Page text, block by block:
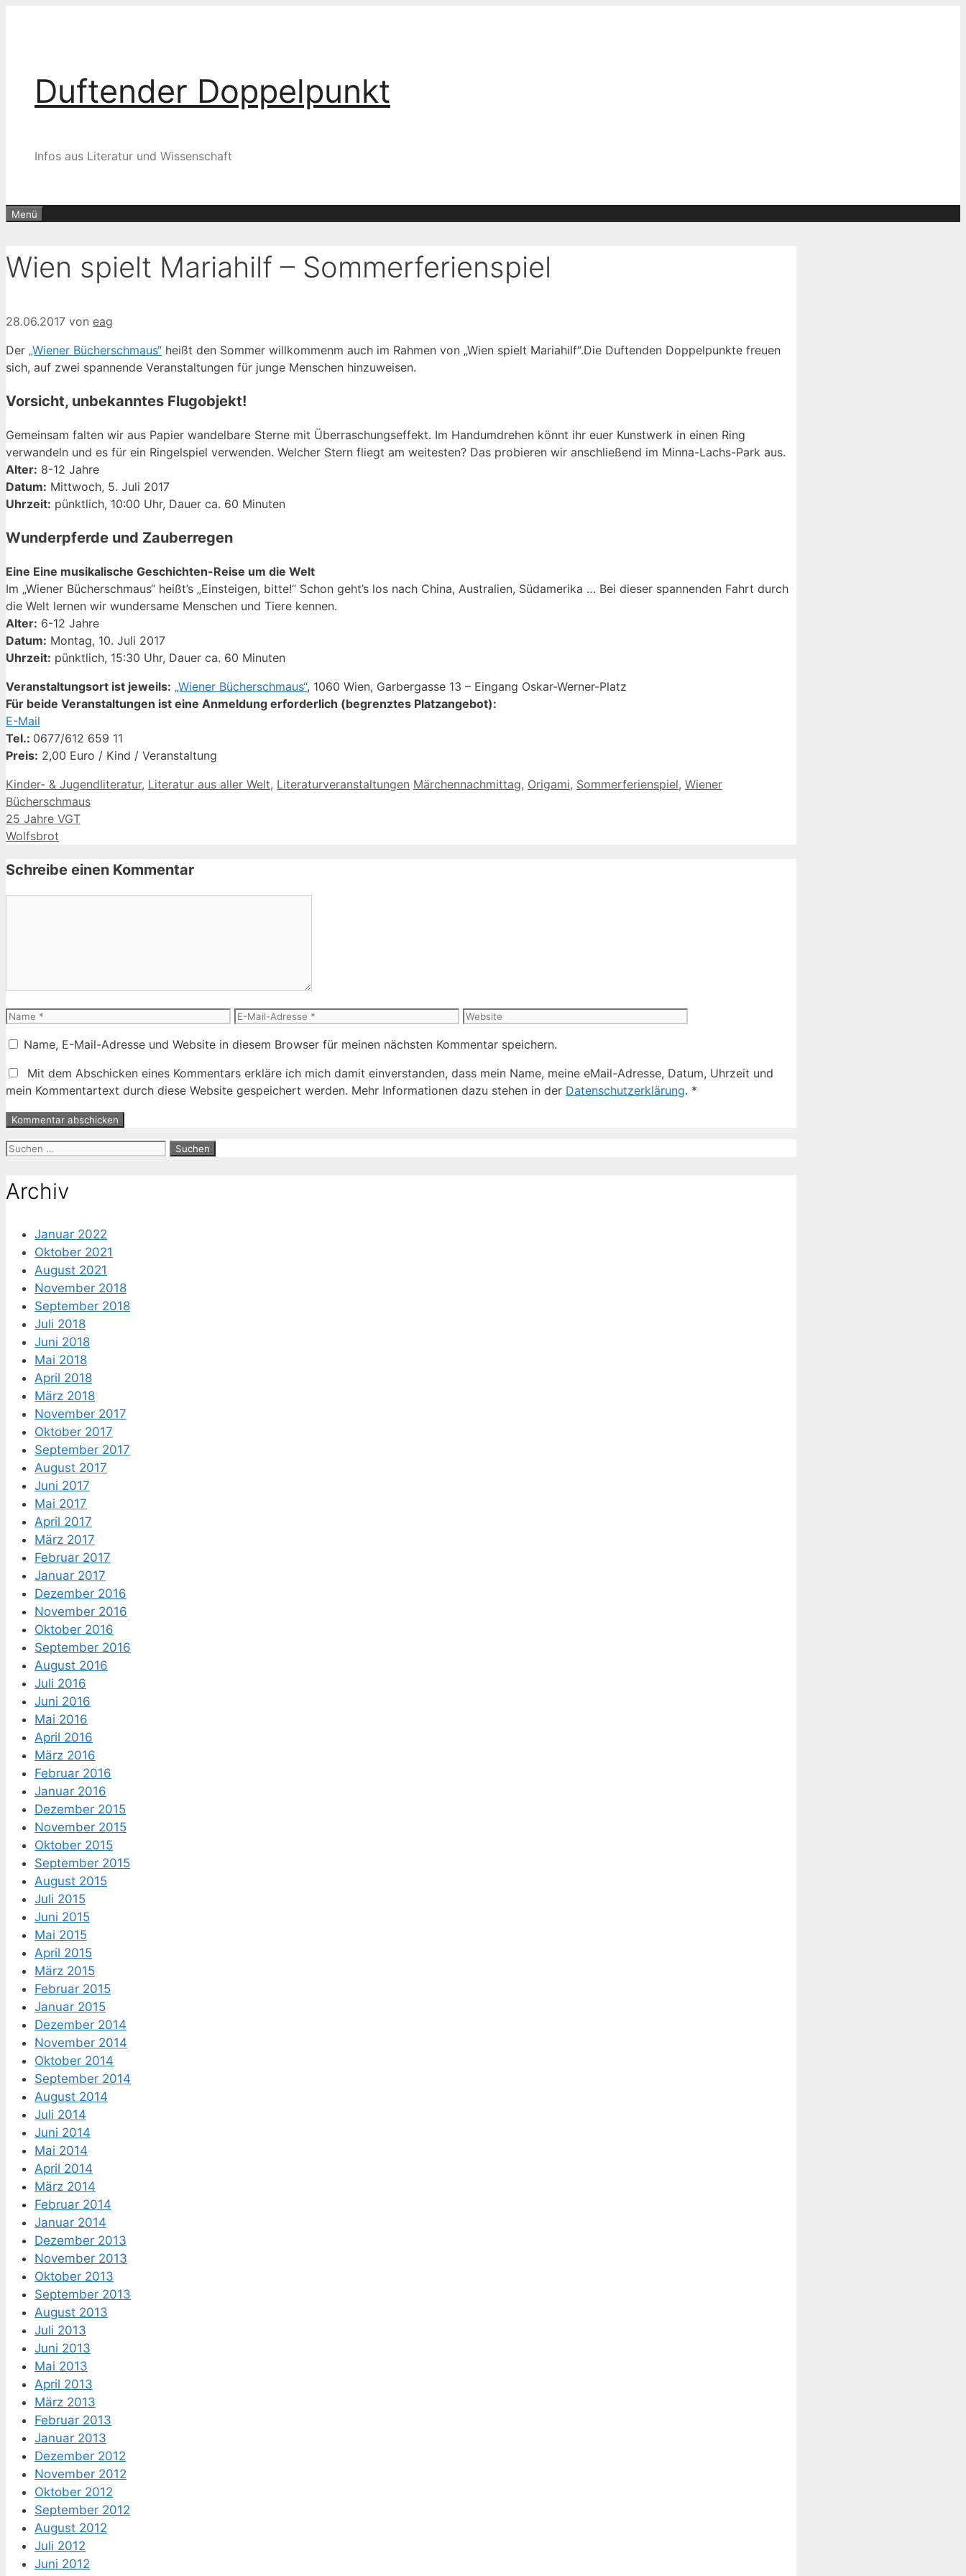
Duftender Doppelpunkt
Infos aus Literatur und Wissenschaft
Menü
Wien spielt Mariahilf – Sommerferienspiel
28.06.2017 von eag
Der „Wiener Bücherschmaus“ heißt den Sommer willkommenm auch im Rahmen von „Wien spielt Mariahilf“.Die Duftenden Doppelpunkte freuen
sich, auf zwei spannende Veranstaltungen für junge Menschen hinzuweisen.
Vorsicht, unbekanntes Flugobjekt!
Gemeinsam falten wir aus Papier wandelbare Sterne mit Überraschungseffekt. Im Handumdrehen könnt ihr euer Kunstwerk in einen Ring
verwandeln und es für ein Ringelspiel verwenden. Welcher Stern fliegt am weitesten? Das probieren wir anschließend im Minna-Lachs-Park aus.
Alter: 8-12 Jahre
Datum: Mittwoch, 5. Juli 2017
Uhrzeit: pünktlich, 10:00 Uhr, Dauer ca. 60 Minuten
Wunderpferde und Zauberregen
Eine Eine musikalische Geschichten-Reise um die Welt
Im „Wiener Bücherschmaus“ heißt’s „Einsteigen, bitte!“ Schon geht’s los nach China, Australien, Südamerika … Bei dieser spannenden Fahrt durch
die Welt lernen wir wundersame Menschen und Tiere kennen.
Alter: 6-12 Jahre
Datum: Montag, 10. Juli 2017
Uhrzeit: pünktlich, 15:30 Uhr, Dauer ca. 60 Minuten
Veranstaltungsort ist jeweils: „Wiener Bücherschmaus“, 1060 Wien, Garbergasse 13 – Eingang Oskar-Werner-Platz
Für beide Veranstaltungen ist eine Anmeldung erforderlich (begrenztes Platzangebot):
E-Mail
Tel.: 0677/612 659 11
Preis: 2,00 Euro / Kind / Veranstaltung
Kategorien
Kinder- & Jugendliteratur, Literatur aus aller Welt, Literaturveranstaltungen Schlagwörter
Märchennachmittag, Origami, Sommerferienspiel, Wiener
Bücherschmaus
25 Jahre VGT
Wolfsbrot
Schreibe einen Kommentar
Name
E-
Adresse
Website
Name, E-Mail-Adresse und Website in diesem Browser für meinen nächsten Kommentar speichern.
Mit dem Abschicken eines Kommentars erkläre ich mich damit einverstanden, dass mein Name, meine eMail-Adresse, Datum, Uhrzeit und
mein Kommentartext durch diese Website gespeichert werden. Mehr Informationen dazu stehen in der Datenschutzerklärung. *
Suche
Archiv
Januar 2022
Oktober 2021
August 2021
November 2018
September 2018
Juli 2018
Juni 2018
Mai 2018
April 2018
März 2018
November 2017
Oktober 2017
September 2017
August 2017
Juni 2017
Mai 2017
April 2017
März 2017
Februar 2017
Januar 2017
Dezember 2016
November 2016
Oktober 2016
September 2016
August 2016
Juli 2016
Juni 2016
Mai 2016
April 2016
März 2016
Februar 2016
Januar 2016
Dezember 2015
November 2015
Oktober 2015
September 2015
August 2015
Juli 2015
Juni 2015
Mai 2015
April 2015
März 2015
Februar 2015
Januar 2015
Dezember 2014
November 2014
Oktober 2014
September 2014
August 2014
Juli 2014
Juni 2014
Mai 2014
April 2014
März 2014
Februar 2014
Januar 2014
Dezember 2013
November 2013
Oktober 2013
September 2013
August 2013
Juli 2013
Juni 2013
Mai 2013
April 2013
März 2013
Februar 2013
Januar 2013
Dezember 2012
November 2012
Oktober 2012
September 2012
August 2012
Juli 2012
Juni 2012